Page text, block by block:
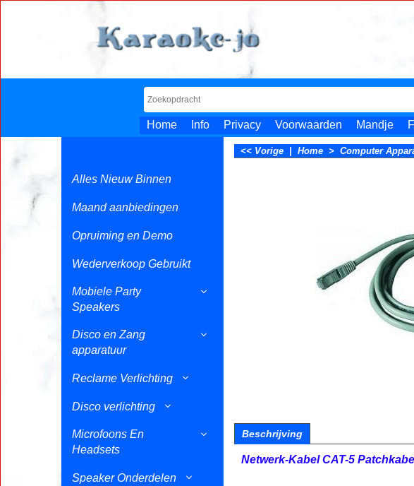
Home Info Privacy Voorwaarden Mandje
Alles Nieuw Binnen
Maand aanbiedingen
Opruiming en Demo
Wederverkoop Gebruikt
Mobiele Party
Speakers
Disco en Zang
apparatuur
Reclame Verlichting
Disco verlichting
Microfoons En
Headsets
Speaker Onderdelen
<< Vorige Home > Computer
Beschrijving
Netwerk-Kabel CAT-5